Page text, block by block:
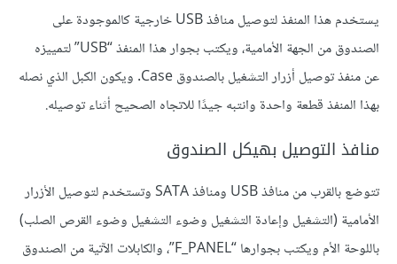
يستخدم هذا المنفذ لتوصيل منافذ USB خارجية كالموجودة على
الصندوق من الجهة الأمامية، ويكتب بجوار هذا المنفذ “USB” لتمييزه
عن منفذ توصيل أزرار التشغيل بالصندوق Case. ويكون الكبل الذي نصله
بهذا المنفذ قطعة واحدة وانتبه جيدًا للاتجاه الصحيح أثناء توصيله.
منافذ التوصيل بهيكل الصندوق
تتوضع بالقرب من منافذ USB ومنافذ SATA وتستخدم لتوصيل الأزرار
الأمامية (التشغيل وإعادة التشغيل وضوء التشغيل وضوء القرص الصلب)
باللوحة الأم ويكتب بجوارها “F_PANEL”، والكابلات الآتية من الصندوق